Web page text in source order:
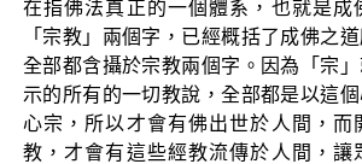
在指佛法真正的一個體系，也就是成
「宗教」兩個字，已經概括了成佛之
全部都含攝於宗教兩個字。因為「宗
示的所有的一切教說，全部都是以這
心宗，所以才會有佛出世於人間，而
教，才會有這些經教流傳於人間，讓